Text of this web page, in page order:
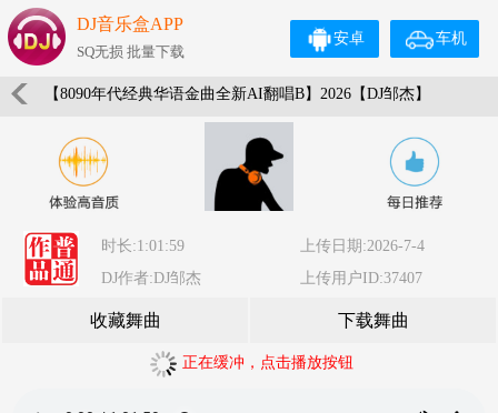
DJ音乐盒APP
SQ无损 批量下载
车机
安卓
【8090年代经典华语金曲全新AI翻唱B】2026【DJ邹杰】
时长:1:01:59
上传日期:2026-7-4
DJ作者:DJ邹杰
上传用户ID:37407
收藏舞曲 下载舞曲
正在缓冲，点击播放按钮